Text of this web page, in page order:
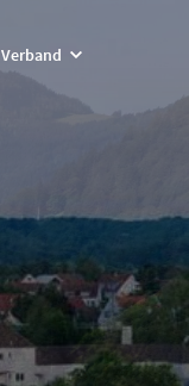
Verband